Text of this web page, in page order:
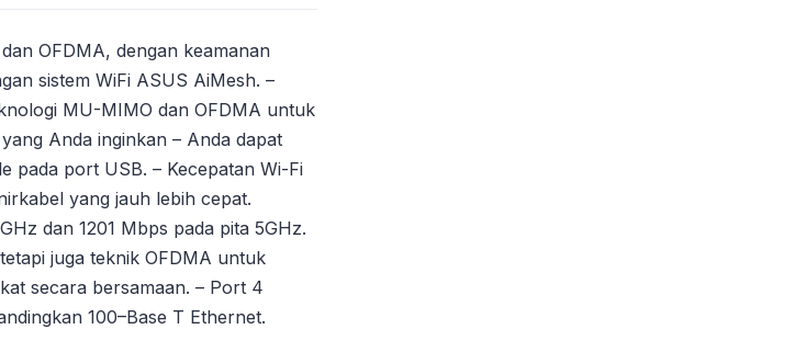
OFDMA, dengan keamanan
sistem WiFi ASUS AiMesh. –
MU-MIMO dan OFDMA untuk
Anda inginkan – Anda dapat
pada port USB. – Kecepatan Wi-Fi
yang jauh lebih cepat.
dan 1201 Mbps pada pita 5GHz.
juga teknik OFDMA untuk
secara bersamaan. – Port 4
100–Base T Ethernet.